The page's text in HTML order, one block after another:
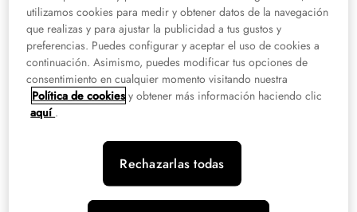
de golpe, y es posible que estos días tengamos que cambiar nuestro día a
día y permanecer más tiempo en familia. Ahora es el momento donde la
organización se vuelve indispensable para trabajar, atender a los familiares y
disfrutar del tiempo libre.
A continuación, os dejamos algunas recomendaciones y pautas para llevar
rutina diaria en casaque os ayudará a mejorar la convivencia familiar y
¿Qué debo hacer para establecer
una rutina?
utilizamos cookies para medir y obtener datos de la navegación
que realizas y para ajustar la publicidad a tus gustos y
preferencias. Puedes configurar y aceptar el uso de cookies a
continuación. Asimismo, puedes modificar tus opciones de
consentimiento en cualquier momento visitando nuestra
Política de cookies y obtener más información haciendo clic
aquí .
Rechazarlas todas